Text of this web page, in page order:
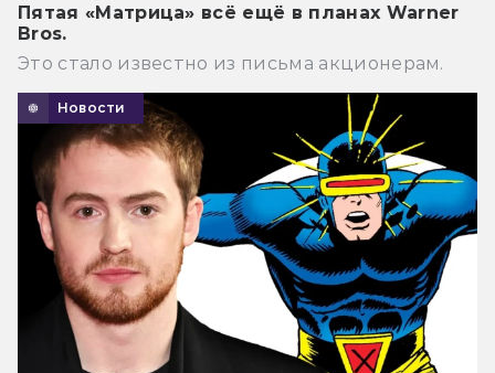
Пятая «Матрица» всё ещё в планах Warner
Bros.
Это стало известно из письма акционерам.
Новости